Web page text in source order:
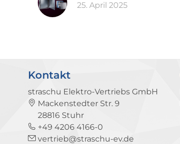
25. April 2025
Kontakt
straschu Elektro-Vertriebs GmbH
Mackenstedter Str. 9
28816 Stuhr
+49 4206 4166-0
vertrieb@straschu-ev.de